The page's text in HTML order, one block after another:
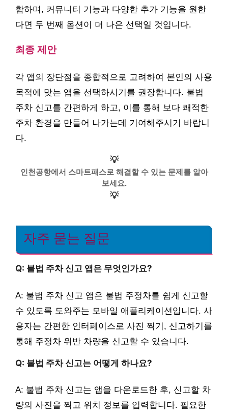
합하며, 커뮤니티 기능과 다양한 추가 기능을 원한
다면 두 번째 옵션이 더 나은 선택일 것입니다.
최종 제안
각 앱의 장단점을 종합적으로 고려하여 본인의 사용
목적에 맞는 앱을 선택하시기를 권장합니다. 불법
주차 신고를 간편하게 하고, 이를 통해 보다 쾌적한
주차 환경을 만들어 나가는데 기여해주시기 바랍니
다.
💡
인천공항에서 스마트패스로 해결할 수 있는 문제를 알아
보세요.
💡
자주 묻는 질문
Q: 불법 주차 신고 앱은 무엇인가요?
A: 불법 주차 신고 앱은 불법 주정차를 쉽게 신고할
수 있도록 도와주는 모바일 애플리케이션입니다. 사
용자는 간편한 인터페이스로 사진 찍기, 신고하기를
통해 주정차 위반 차량을 신고할 수 있습니다.
Q: 불법 주차 신고는 어떻게 하나요?
A: 불법 주차 신고는 앱을 다운로드한 후, 신고할 차
량의 사진을 찍고 위치 정보를 입력합니다. 필요한